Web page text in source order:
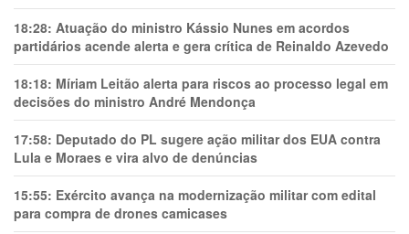
18:28: Atuação do ministro Kássio Nunes em acordos
partidários acende alerta e gera crítica de Reinaldo Azevedo
18:18: Míriam Leitão alerta para riscos ao processo legal em
decisões do ministro André Mendonça
17:58: Deputado do PL sugere ação militar dos EUA contra
Lula e Moraes e vira alvo de denúncias
15:55: Exército avança na modernização militar com edital
para compra de drones camicases